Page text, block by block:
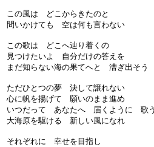
この風は どこからきたのと
問いかけても 空は何も言わない
この歌は どこへ辿り着くの
見つけたいよ 自分だけの答えを
まだ知らない海の果てへと 漕ぎ出そう
ただひとつの夢 決して譲れない
心に帆を揚げて 願いのまま進め
いつだって あなたへ 届くように 歌
大海原を駆ける 新しい風になれ
それぞれに 幸せを目指し